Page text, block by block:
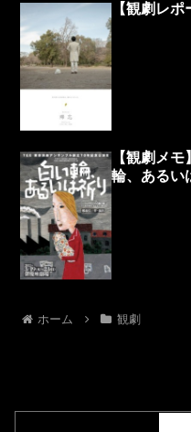
【観劇レ
【観劇メ
輪、あるい
ホーム 観劇